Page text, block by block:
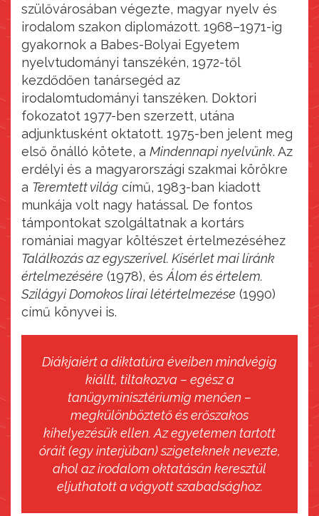
szülővárosában végezte, magyar nyelv és
irodalom szakon diplomázott. 1968–1971-ig
gyakornok a Babes-Bolyai Egyetem
nyelvtudományi tanszékén, 1972-től
kezdődően tanársegéd az
irodalomtudományi tanszéken. Doktori
fokozatot 1977-ben szerzett, utána
adjunktusként oktatott. 1975-ben jelent meg
első önálló kötete, a Mindennapi nyelvünk. Az
erdélyi és a magyarországi szakmai körökre
a Teremtett világ című, 1983-ban kiadott
munkája volt nagy hatással. De fontos
támpontokat szolgáltatnak a kortárs
romániai magyar költészet értelmezéséhez
Találkozás az egyszerivel. Kísérlet mai líránk
értelmezésére (1978), és Álom és értelem.
Szilágyi Domokos lírai létértelmezése (1990)
című könyvei is.
Diákjaiért a diktatúra éveiben mindvégig
kiállt, tiltakozva – egész a
tanügyminisztériumig menően –
megkülönböztető és erőszakos
kihelyezésük ellen. Az egyetemen tartott
óráit (egy interjúban) szigeteknek nevezte,
ahol az irodalom oktatásán keresztül
eljuthatott a vágyott szabadsághoz.